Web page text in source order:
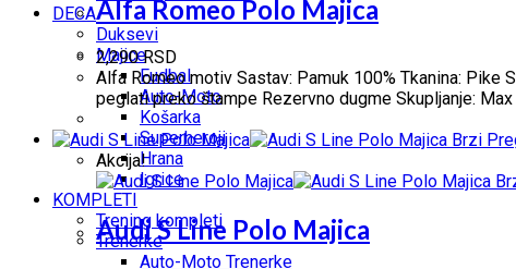
DECA
Duksevi
Majice
Fudbal
Auto-Moto
Košarka
Superheroji
Hrana
Igrice
KOMPLETI
Trening kompleti
Trenerke
Auto-Moto Trenerke
Alfa Romeo Polo Majica
2,290RSD
Alfa Romeo motiv Sastav: Pamuk 100% Tkanina: Pike
peglati preko štampe Rezervno dugme Skupljanje:
Brzi
Akcija!
Audi S Line Polo Majica